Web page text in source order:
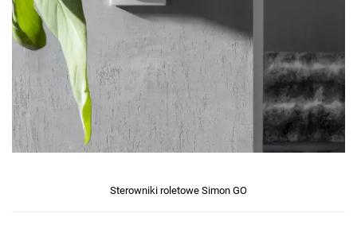
Sterowniki roletowe Simon GO